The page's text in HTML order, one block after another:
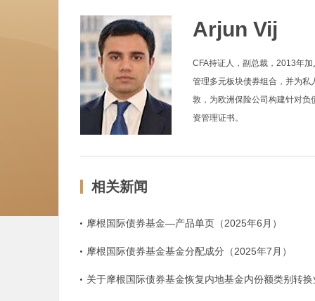
Arjun Vij
CFA持证人，副总裁，2013年
管理多元板块债券组合，并为
敦，为欧洲保险公司构建针对
资管理证书。
相关新闻
摩根国际债券基金—产品单页（2025年6月）
摩根国际债券基金基金分配成分（2025年7月）